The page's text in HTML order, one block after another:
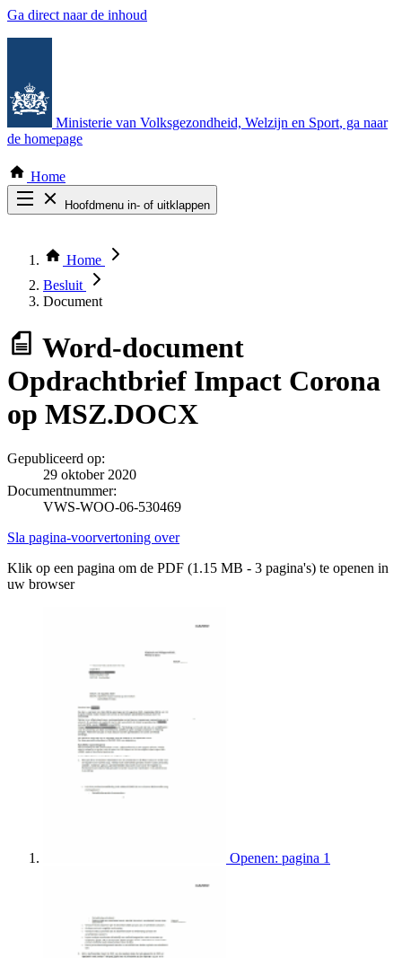
Ga direct naar de inhoud
Ministerie van Volksgezondheid, Welzijn en Sport, ga naar
de homepage
Home
Hoofdmenu in- of uitklappen
Thema COVID-19
Bekijk per bestuursorgaan
Home
Besluit
Document
Word-document
Opdrachtbrief Impact Corona
op MSZ.DOCX
Gepubliceerd op:
29 oktober 2020
Documentnummer:
VWS-WOO-06-530469
Sla pagina-voorvertoning over
Klik op een pagina om de PDF (1.15 MB - 3 pagina's) te openen in
uw browser
Openen: pagina 1